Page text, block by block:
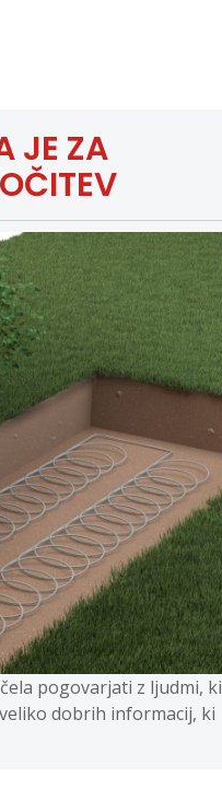
JE ZA
pogovarjati z ljudmi, ki
dobrih informacij, ki